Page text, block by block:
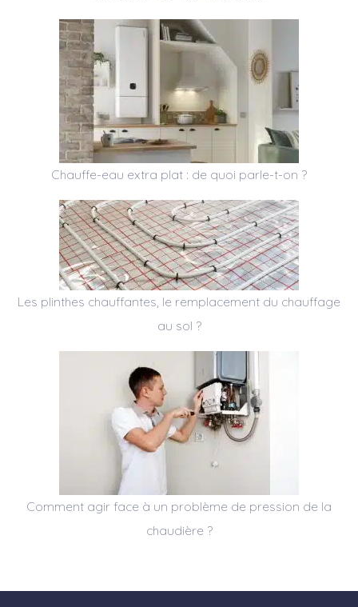
Chauffe-eau extra plat : de quoi parle-t-on ?
Les plinthes chauffantes, le remplacement du chauffage
au sol ?
Comment agir face à un problème de pression de la
chaudière ?